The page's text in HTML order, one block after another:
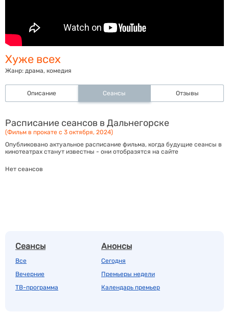
Хуже всех
Жанр: драма, комедия
Описание Сеансы Отзывы
Расписание сеансов в Дальнегорске
(Фильм в прокате с 3 октября, 2024)
Опубликовано актуальное расписание фильма, когда будущие сеансы в
кинотеатрах станут известны - они отобразятся на сайте
Нет сеансов
Сеансы
Все
Вечерние
ТВ-программа
Анонсы
Сегодня
Премьеры недели
Календарь премьер